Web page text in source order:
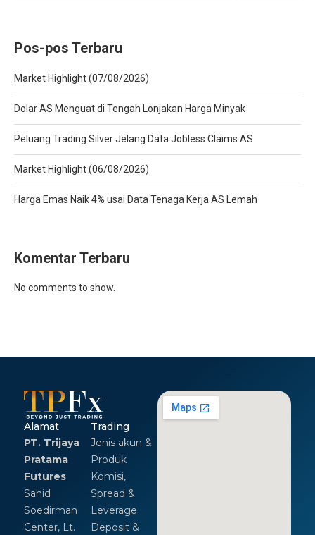
Pos-pos Terbaru
Market Highlight (07/08/2026)
Dolar AS Menguat di Tengah Lonjakan Harga Minyak
Peluang Trading Silver Jelang Data Jobless Claims AS
Market Highlight (06/08/2026)
Harga Emas Naik 4% usai Data Tenaga Kerja AS Lemah
Komentar Terbaru
No comments to show.
Alamat
PT. Trijaya
Pratama
Futures
Sahid
Soedirman
Center, Lt.
Trading
Jenis akun &
Produk
Komisi,
Spread &
Leverage
Deposit &